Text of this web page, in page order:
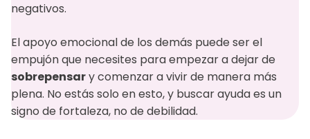
negativos.
El apoyo emocional de los demás puede ser el
empujón que necesites para empezar a dejar de
sobrepensary comenzar a vivir de manera más
plena. No estás solo en esto, y buscar ayuda es un
signo de fortaleza, no de debilidad.